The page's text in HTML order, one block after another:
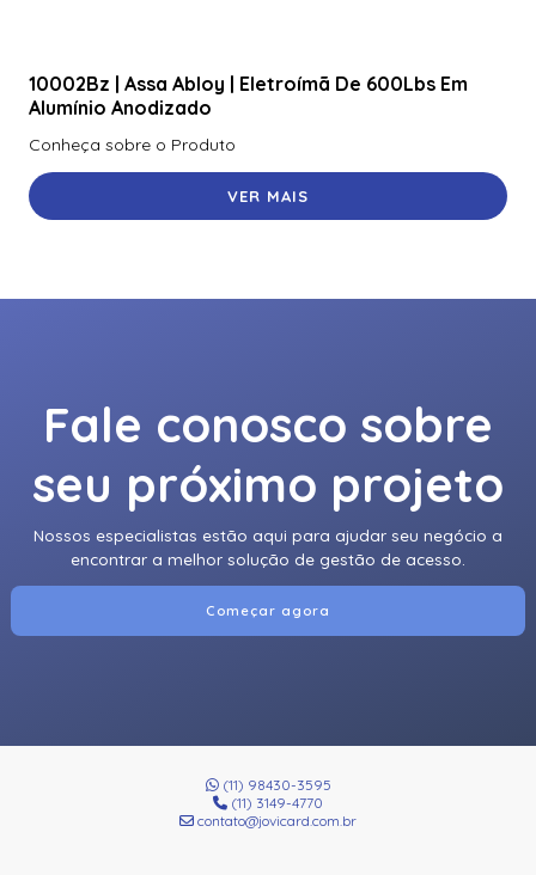
10002Bz | Assa Abloy | Eletroímã De 600Lbs Em
Alumínio Anodizado
Conheça sobre o Produto
VER MAIS
Fale conosco sobre
seu próximo projeto
Nossos especialistas estão aqui para ajudar seu negócio a
encontrar a melhor solução de gestão de acesso.
Começar agora
(11) 98430-3595
(11) 3149-4770
contato@jovicard.com.br